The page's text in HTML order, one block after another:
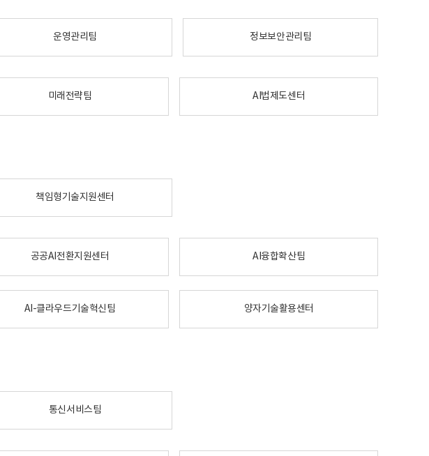
운영관리팀 정보보안관리팀
미래전략팀 AI법제도센터
책임형기술지원센터
공공AI전환지원센터 AI융합확산팀
AI-클라우드기술혁신팀 양자기술활용센터
통신서비스팀